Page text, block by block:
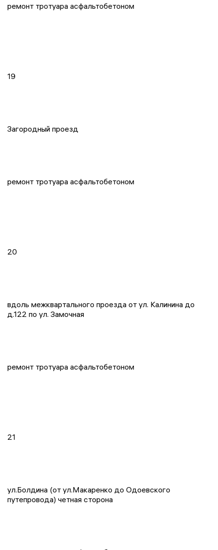
ремонт тротуара асфальтобетоном
19
Загородный проезд
ремонт тротуара асфальтобетоном
20
вдоль межквартального проезда от ул. Калинина до
д.122 по ул. Замочная
ремонт тротуара асфальтобетоном
21
ул.Болдина (от ул.Макаренко до Одоевского
путепровода) четная сторона